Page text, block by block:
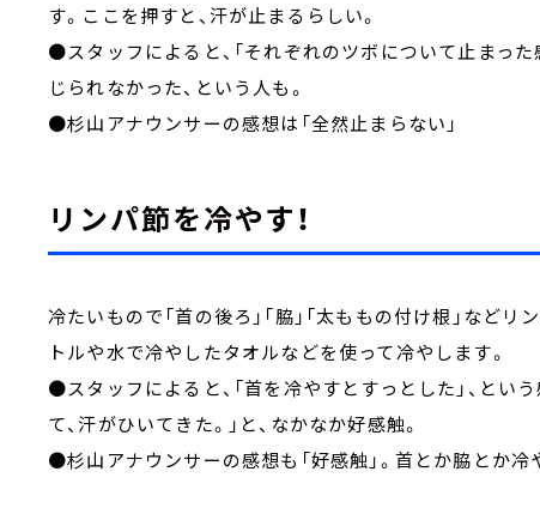
す。ここを押すと、汗が止まるらしい。
●スタッフによると、「それぞれのツボについて止まっ
じられなかった、という人も。
●杉山アナウンサーの感想は「全然止まらない」
リンパ節を冷やす！
冷たいもので「首の後ろ」「脇」「太ももの付け根」など
トルや水で冷やしたタオルなどを使って冷やします。
●スタッフによると、「首を冷やすとすっとした」、とい
て、汗がひいてきた。」と、なかなか好感触。
●杉山アナウンサーの感想も「好感触」。首とか脇とか冷